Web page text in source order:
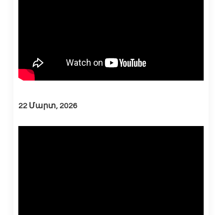
22 Մարտ, 2026